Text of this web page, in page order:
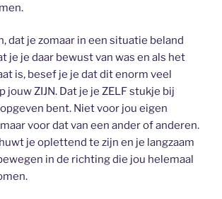
dat je zomaar in een situatie beland
je je daar bewust van was en als het
is, besef je je dat dit enorm veel
jouw ZIJN. Dat je je ZELF stukje bij
bent. Niet voor jou eigen
voor dat van een ander of anderen.
je oplettend te zijn en je langzaam
in de richting die jou helemaal